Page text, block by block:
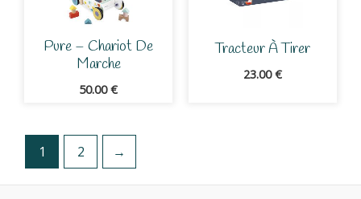
Pure – Chariot De
Marche
50.00€
Tracteur À Tirer
23.00€
1 2 →